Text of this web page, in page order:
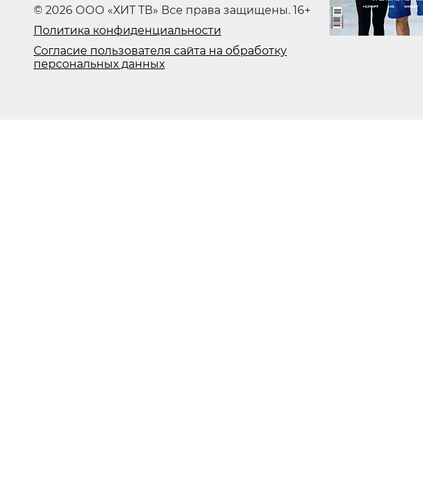
© 2026 ООО «ХИТ ТВ» Все права защищены. 16+
Политика конфиденциальности
Согласие пользователя сайта на обработку
персональных данных